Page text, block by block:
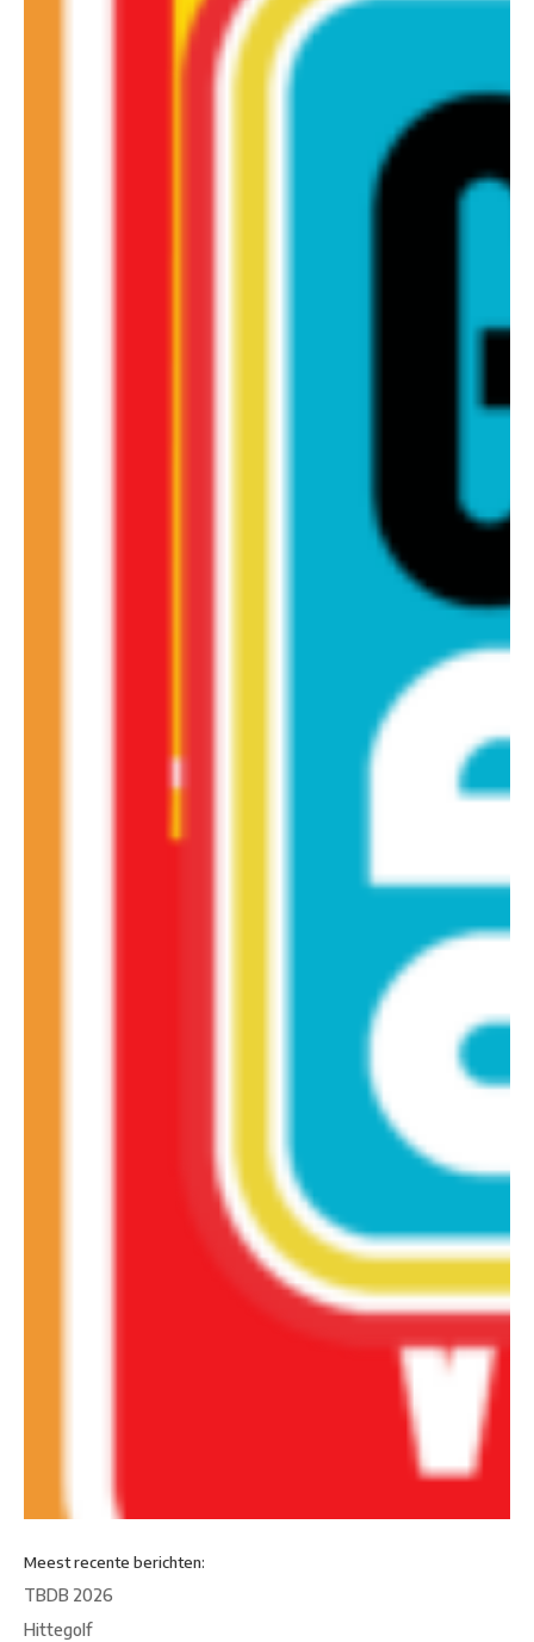
Meest recente berichten:
TBDB 2026
Hittegolf